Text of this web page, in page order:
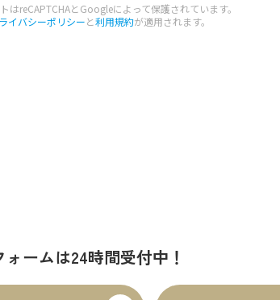
はreCAPTCHAとGoogleによって保護されています。
イバシーポリシーと利用規約が適用されます。
ームは24時間受付中！